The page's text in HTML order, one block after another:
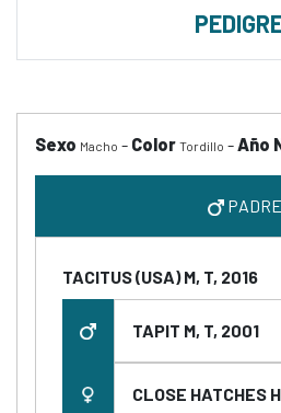
Sexo Macho - Color Tordillo -Año
PADRE
TACITUS (USA) M, T, 2016
TAPIT M, T, 2001
CLOSE HATCHES